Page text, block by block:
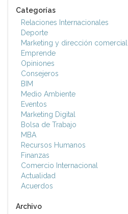
Categorías
Relaciones Internacionales
Deporte
Marketing y dirección comercial
Emprende
Opiniones
Consejeros
BIM
Medio Ambiente
Eventos
Marketing Digital
Bolsa de Trabajo
MBA
Recursos Humanos
Finanzas
Comercio Internacional
Actualidad
Acuerdos
Archivo